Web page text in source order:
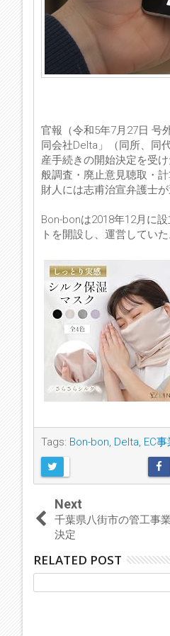
官報（令和5年7月27日 号
同会社Delta」（同所、同
産手続きの開始決定を受
般調査・廃止意見聴取・
財人には志甫治宣弁護士が
Bon-bonは2018年12月に
トを開設し、運営してい
Tags: Bon-bon Delta EC事
Next
千葉県八街市の管工事
決定
RELATED POST